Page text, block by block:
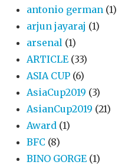
antonio german (1)
arjun jayaraj (1)
arsenal (1)
ARTICLE (33)
ASIA CUP (6)
AsiaCup2019 (3)
AsianCup2019 (21)
Award (1)
BFC (8)
BINO GORGE (1)